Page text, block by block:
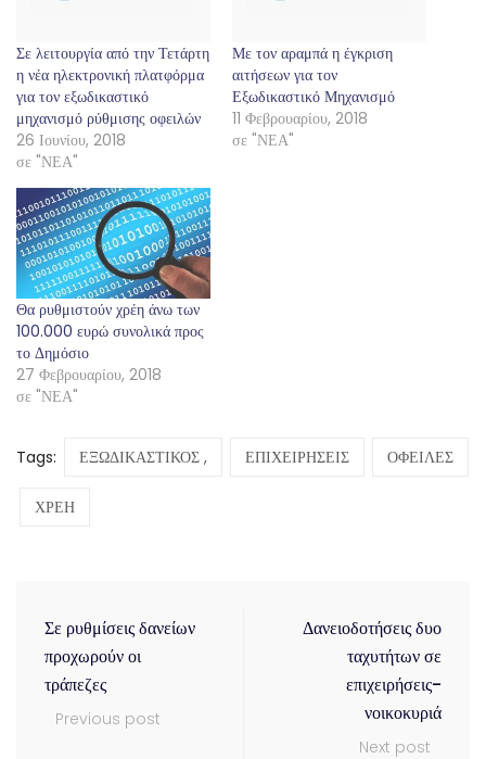
Σε λειτουργία από την Τετάρτη
η νέα ηλεκτρονική πλατφόρμα
για τον εξωδικαστικό
μηχανισμό ρύθμισης οφειλών
26 Ιουνίου, 2018
σε "ΝΕΑ"
Με τον αραμπά η έγκριση
αιτήσεων για τον
Εξωδικαστικό Μηχανισμό
11 Φεβρουαρίου, 2018
σε "ΝΕΑ"
Θα ρυθμιστούν χρέη άνω των
100.000 ευρώ συνολικά προς
το Δημόσιο
27 Φεβρουαρίου, 2018
σε "ΝΕΑ"
Tags: ΕΞΩΔΙΚΑΣΤΙΚΟΣ , ΕΠΙΧΕΙΡΗΣΕΙΣ ΟΦΕΙΛΕΣ
ΧΡΕΗ
Σε ρυθμίσεις δανείων
προχωρούν οι
τράπεζες
Previous post
Δανειοδοτήσεις δυο
ταχυτήτων σε
επιχειρήσεις-
νοικοκυριά
Next post